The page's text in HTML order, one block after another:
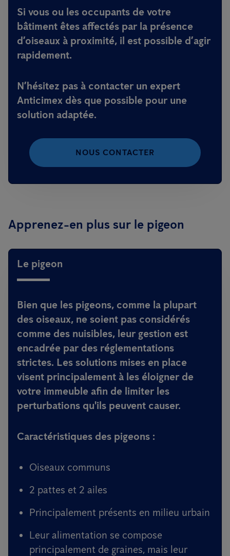
Si vous ou les occupants de votre
bâtiment êtes affectés par la présence
d’oiseaux à proximité, il est possible d’agir
rapidement.
N’hésitez pas à contacter un expert
Anticimex dès que possible pour une
solution adaptée.
NOUS CONTACTER
Apprenez-en plus sur le pigeon
Le pigeon
Bien que les pigeons, comme la plupart
des oiseaux, ne soient pas considérés
comme des nuisibles, leur gestion est
encadrée par des réglementations
strictes. Les solutions mises en place
visent principalement à les éloigner de
votre immeuble afin de limiter les
perturbations qu'ils peuvent causer.
Caractéristiques des pigeons :
Oiseaux communs
2 pattes et 2 ailes
Principalement présents en milieu urbain
Leur alimentation se compose
principalement de graines, mais leur